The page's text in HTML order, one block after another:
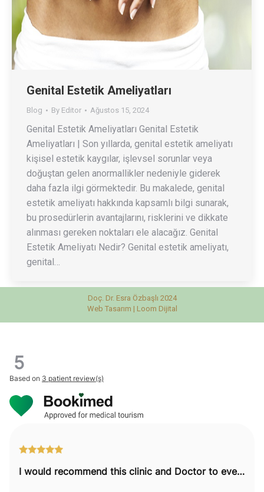
Genital Estetik Ameliyatları
Blog By Editor Ağustos 15, 2024
Genital Estetik Ameliyatları Genital Estetik
Ameliyatları | Son yıllarda, genital estetik ameliyatı
kişisel estetik kaygılar, işlevsel sorunlar veya
doğuştan gelen anormallikler nedeniyle giderek
daha fazla ilgi görmektedir. Bu makalede, genital
estetik ameliyatı hakkında kapsamlı bilgi sunarak,
bu prosedürlerin avantajlarını, risklerini ve dikkate
alınması gereken noktaları ele alacağız. Genital
Estetik Ameliyatı Nedir? Genital estetik ameliyatı,
genital…
Doç. Dr. Esra Özbaşlı 2024
Web Tasarım | Loom Dijital
5
Based on 3 patient review(s)
I would recommend this clinic and Doctor to everyone.